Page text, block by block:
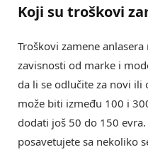
Koji su troškovi
Troškovi zamene
zavisnosti od marke i
da li se odlučite za novi ili
može biti između 100 i
dodati još 50 do 150
posavetujete sa nekoliko